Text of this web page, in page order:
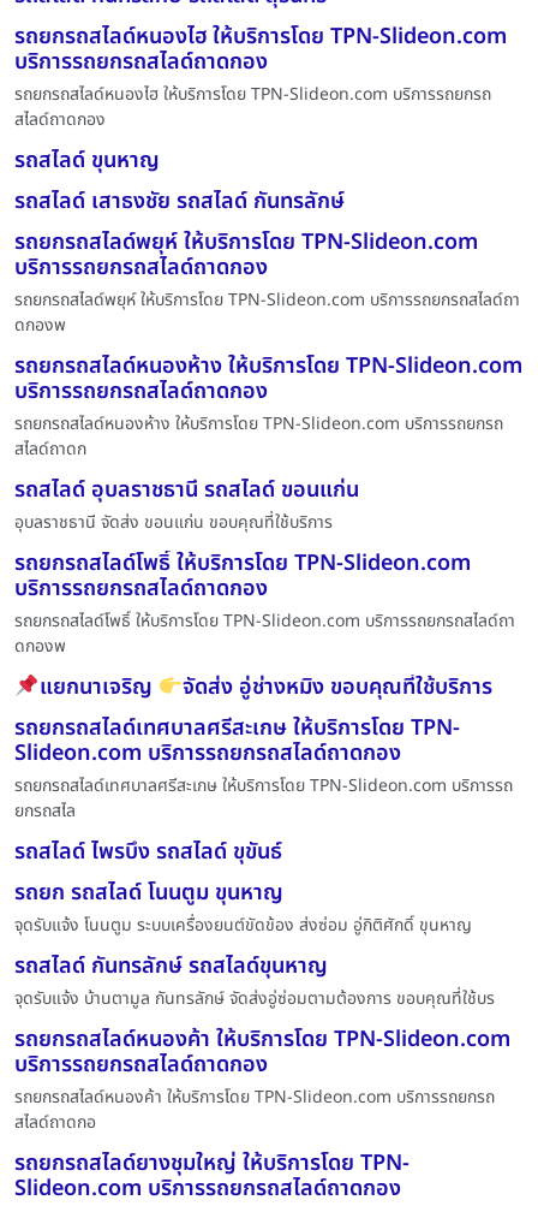
รถยกรถสไลด์หนองไฮ ให้บริการโดย TPN-Slideon.com
บริการรถยกรถสไลด์ถาดกอง
รถยกรถสไลด์หนองไฮ ให้บริการโดย TPN-Slideon.com บริการรถยกรถ
สไลด์ถาดกอง
รถสไลด์ ขุนหาญ
รถสไลด์ เสาธงชัย รถสไลด์ กันทรลักษ์
รถยกรถสไลด์พยุห์ ให้บริการโดย TPN-Slideon.com
บริการรถยกรถสไลด์ถาดกอง
รถยกรถสไลด์พยุห์ ให้บริการโดย TPN-Slideon.com บริการรถยกรถสไลด์ถา
ดกองพ
รถยกรถสไลด์หนองห้าง ให้บริการโดย TPN-Slideon.com
บริการรถยกรถสไลด์ถาดกอง
รถยกรถสไลด์หนองห้าง ให้บริการโดย TPN-Slideon.com บริการรถยกรถ
สไลด์ถาดก
รถสไลด์ อุบลราชธานี รถสไลด์ ขอนแก่น
อุบลราชธานี จัดส่ง ขอนแก่น ขอบคุณที่ใช้บริการ
รถยกรถสไลด์โพธิ์ ให้บริการโดย TPN-Slideon.com
บริการรถยกรถสไลด์ถาดกอง
รถยกรถสไลด์โพธิ์ ให้บริการโดย TPN-Slideon.com บริการรถยกรถสไลด์ถา
ดกองพ
แยกนาเจริญ
จัดส่ง อู่ช่างหมิง ขอบคุณที่ใช้บริการ
รถยกรถสไลด์เทศบาลศรีสะเกษ ให้บริการโดย TPN-
Slideon.com บริการรถยกรถสไลด์ถาดกอง
รถยกรถสไลด์เทศบาลศรีสะเกษ ให้บริการโดย TPN-Slideon.com บริการรถ
ยกรถสไล
รถสไลด์ ไพรบึง รถสไลด์ ขุขันธ์
รถยก รถสไลด์ โนนตูม ขุนหาญ
จุดรับแจ้ง โนนตูม ระบบเครื่องยนต์ขัดข้อง ส่งซ่อม อู่กิติศักดิ์ ขุนหาญ
รถสไลด์ กันทรลักษ์ รถสไลด์ขุนหาญ
จุดรับแจ้ง บ้านตามูล กันทรลักษ์ จัดส่งอู่ซ่อมตามต้องการ ขอบคุณที่ใช้บร
รถยกรถสไลด์หนองค้า ให้บริการโดย TPN-Slideon.com
บริการรถยกรถสไลด์ถาดกอง
รถยกรถสไลด์หนองค้า ให้บริการโดย TPN-Slideon.com บริการรถยกรถ
สไลด์ถาดกอ
รถยกรถสไลด์ยางชุมใหญ่ ให้บริการโดย TPN-
Slideon.com บริการรถยกรถสไลด์ถาดกอง